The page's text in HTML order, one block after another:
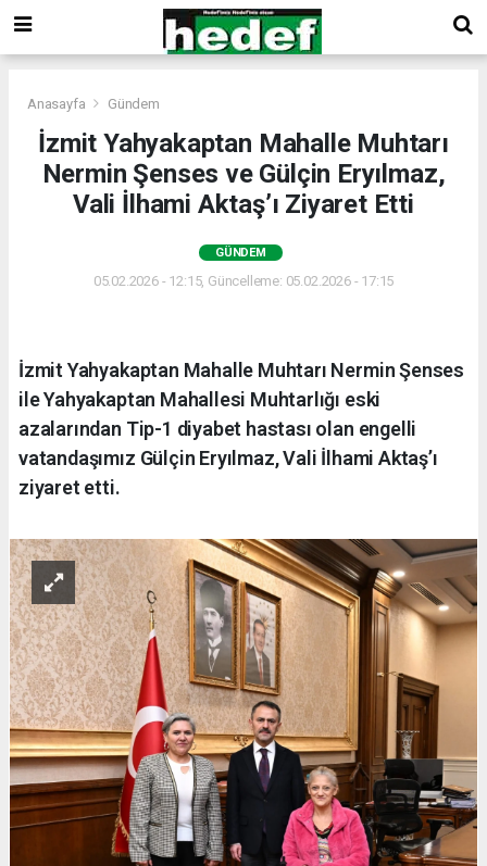
Anasayfa Gündem
İzmit Yahyakaptan Mahalle Muhtarı
Nermin Şenses ve Gülçin Eryılmaz,
Vali İlhami Aktaş’ı Ziyaret Etti
GÜNDEM
05.02.2026 - 12:15, Güncelleme: 05.02.2026 - 17:15
İzmit Yahyakaptan Mahalle Muhtarı Nermin Şenses
ile Yahyakaptan Mahallesi Muhtarlığı eski
azalarından Tip-1 diyabet hastası olan engelli
vatandaşımız Gülçin Eryılmaz, Vali İlhami Aktaş’ı
ziyaret etti.